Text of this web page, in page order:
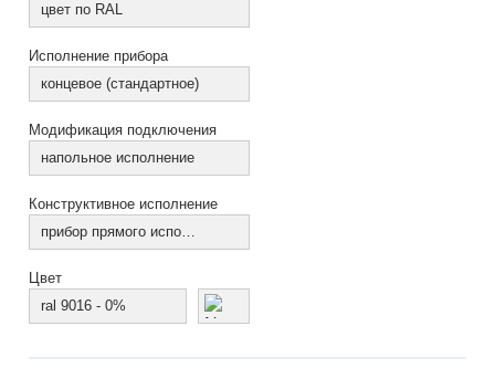
цвет по RAL
Исполнение прибора
концевое (стандартное)
Модификация подключения
напольное исполнение
Конструктивное исполнение
прибор прямого исполнения
Цвет
ral 9016 - 0%